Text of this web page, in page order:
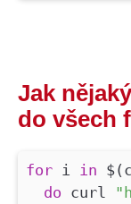
Jak
do všech
fori in
do curl